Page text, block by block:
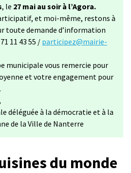
, le 27 mai au soir à l’Agora.
et moi-même, restons à
toute demande d’information
11 43 55 / participez@mairie-
un nouvel onglet)
municipale vous remercie pour
et votre engagement pour
déléguée à la démocratie et à la
de la Ville de Nanterre
du monde